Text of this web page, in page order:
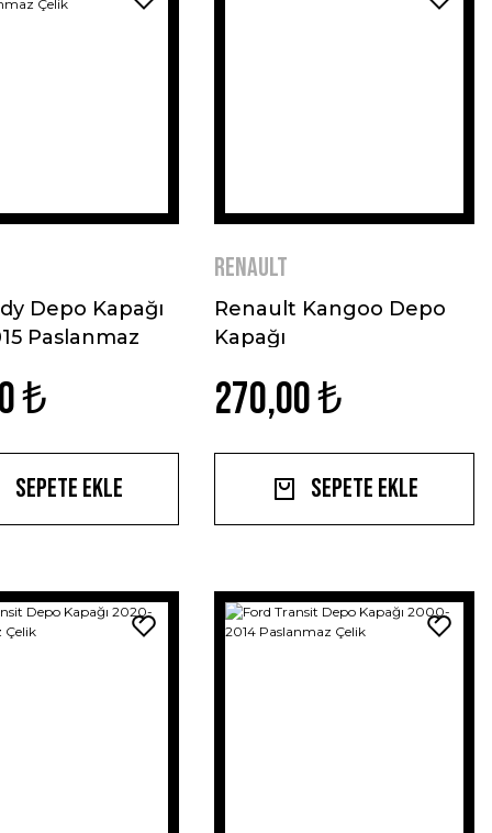
Depo Kapağı
Paslanmaz
₺
Sepete Ekle
Renault
Renault Kangoo Depo
Kapağı
270,00 ₺
Sepete Ekle